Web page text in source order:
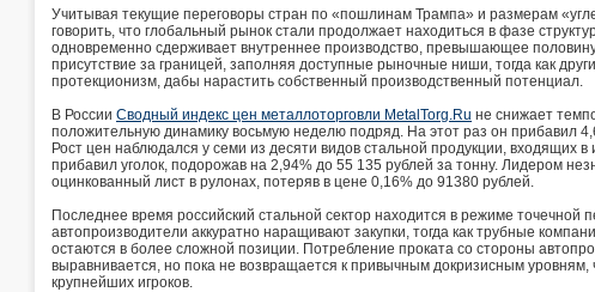
Учитывая текущие переговоры стран по «пошлинам Трампа» и размерам
говорить, что глобальный рынок стали продолжает находиться в фазе
одновременно сдерживает внутреннее производство, превышающее
присутствие за границей, заполняя доступные рыночные ниши, тогда как
протекционизм, дабы нарастить собственный производственный потенциал.
В России Сводный индекс цен металлоторговли MetalTorg.Ru не снижает
положительную динамику восьмую неделю подряд. На этот раз он прибавил
Рост цен наблюдался у семи из десяти видов стальной продукции, входящих в
прибавил уголок, подорожав на 2,94% до 55 135 рублей за тонну. Лидером
оцинкованный лист в рулонах, потеряв в цене 0,16% до 91380 рублей.
Последнее время российский стальной сектор находится в режиме точечной
автопроизводители аккуратно наращивают закупки, тогда как трубные
остаются в более сложной позиции. Потребление проката со стороны
выравнивается, но пока не возвращается к привычным докризисным уровням,
крупнейших игроков.